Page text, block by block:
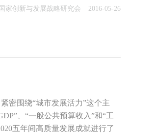
，认识到严谨的科学态度和孜孜
及科教兴国的深远意义。
家创新与发展战略研究会 2016-05-26
密围绕“城市发展活力”这个主
、“一般公共预算收入”和“工
五年间高质量发展成就进行了